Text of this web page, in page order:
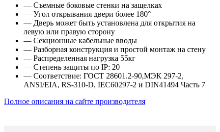
— Съемные боковые стенки на защелках
— Угол открывания двери более 180°
— Дверь может быть установлена для открытия на
левую или правую сторону
— Секционные кабельные вводы
— Разборная конструкция и простой монтаж на стену
— Распределенная нагрузка 55кг
— Степень защиты по IP: 20
— Соответствие: ГОСТ 28601.2-90,МЭК 297-2,
ANSI/EIA, RS-310-D, IEC60297-2 и DIN41494 Часть 7
Полное описания на сайте производителя